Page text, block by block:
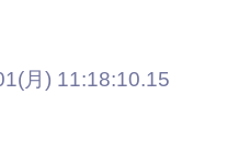
月) 11:18:10.15